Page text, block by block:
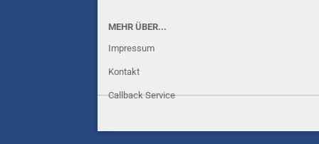
MEHR ÜBER...
Impressum
Kontakt
Callback Service